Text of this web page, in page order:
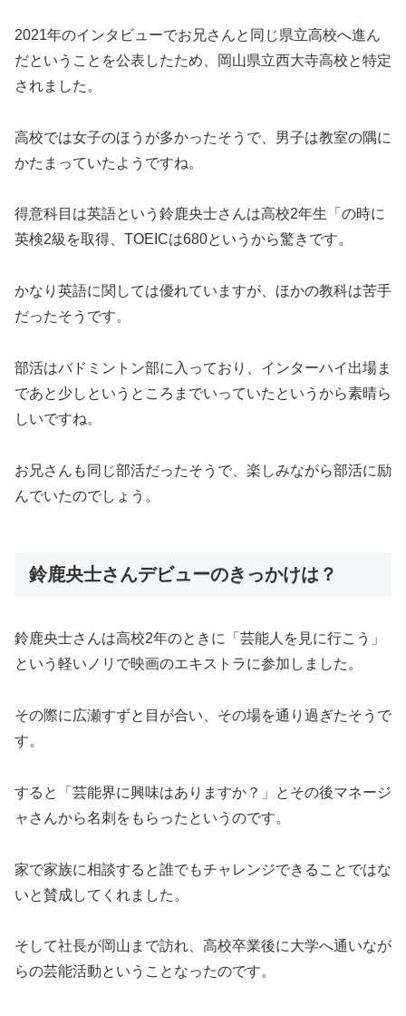
2021年のインタビューでお兄さんと同じ県立高校へ進ん
だということを公表したため、岡山県立西大寺高校と特定
されました。
高校では女子のほうが多かったそうで、男子は教室の隅に
かたまっていたようですね。
得意科目は英語という鈴鹿央士さんは高校2年生「の時に
英検2級を取得、TOEICは680というから驚きです。
かなり英語に関しては優れていますが、ほかの教科は苦手
だったそうです。
部活はバドミントン部に入っており、インターハイ出場ま
であと少しというところまでいっていたというから素晴ら
しいですね。
お兄さんも同じ部活だったそうで、楽しみながら部活に励
んでいたのでしょう。
鈴鹿央士さんデビューのきっかけは？
鈴鹿央士さんは高校2年のときに「芸能人を見に行こう」
という軽いノリで映画のエキストラに参加しました。
その際に広瀬すずと目が合い、その場を通り過ぎたそうで
す。
すると「芸能界に興味はありますか？」とその後マネージ
ャさんから名刺をもらったというのです。
家で家族に相談すると誰でもチャレンジできることではな
いと賛成してくれました。
そして社長が岡山まで訪れ、高校卒業後に大学へ通いなが
らの芸能活動ということなったのです。